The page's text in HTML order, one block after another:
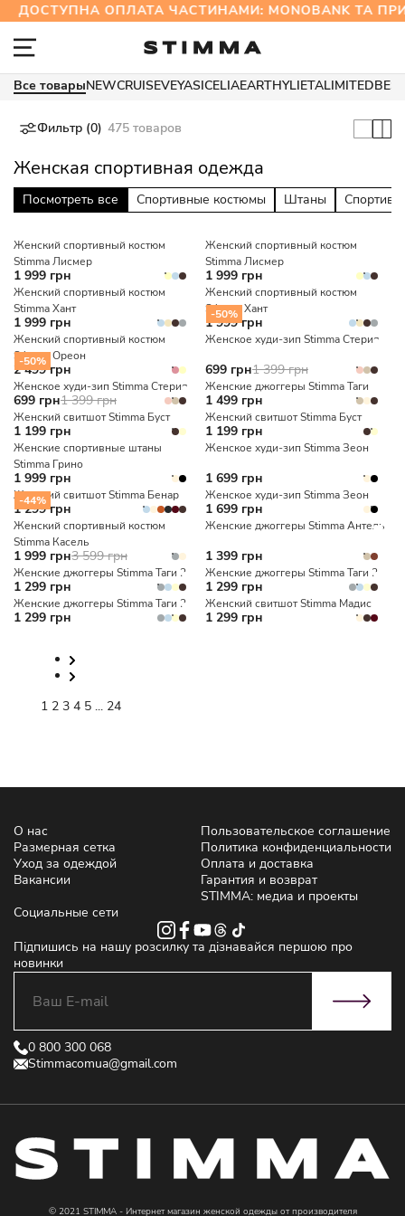
ДОСТУПНА ОПЛАТА ЧАСТИНАМИ: MONOBANK
Все товарыNEWCRUISEVEYASICELIAEARTHYLIETALIMITED
Фильтр (0) 475 товаров
Женская спортивная одежда
Посмотреть все Спортивные костюмы Штаны
Женский спортивный костюм
Stimma Лисмер
1 999 грн
Женский спортивный костюм
Stimma Лисмер
1 999 грн
Женский спортивный костюм
Stimma Хант
1 999 грн
Женский спортивный костюм
Stimma Хант
1 999 грн
Женский спортивный костюм
Stimma Ореон
2 499 грн
-50%
Женское худи-зип Stimma Стерия
699 грн1 399 грн
-50%
Женское худи-зип Stimma Стерия
699 грн1 399 грн
Женские джоггеры Stimma Таги
1 499 грн
Женский свитшот Stimma Буст
1 199 грн
Женский свитшот Stimma Буст
1 199 грн
Женские спортивные штаны
Stimma Грино
1 999 грн
Женское худи-зип Stimma Зеон
1 699 грн
Женский свитшот Stimma Бенар
1 299 грн
Женское худи-зип Stimma Зеон
1 699 грн
-44%
Женский спортивный костюм
Stimma Касель
1 999 грн3 599 грн
Женские джоггеры Stimma Антель
1 399 грн
Женские джоггеры Stimma Таги 2
1 299 грн
Женские джоггеры Stimma Таги 2
1 299 грн
Женские джоггеры Stimma Таги 2
1 299 грн
Женский свитшот Stimma Мадис
1 299 грн
1 2 3 4 5 ... 24
О нас
Размерная сетка
Уход за одеждой
Вакансии
Пользовательское соглашение
Политика конфиденциальности
Оплата и доставка
Гарантия и возврат
STIMMA: медиа и проекты
Социальные сети
Підпишись на нашу розсилку та дізнавайся першою про
новинки
0 800 300 068
Stimmacomua@gmail.com
© 2021 STIMMA - Интернет магазин женской одежды от производителя